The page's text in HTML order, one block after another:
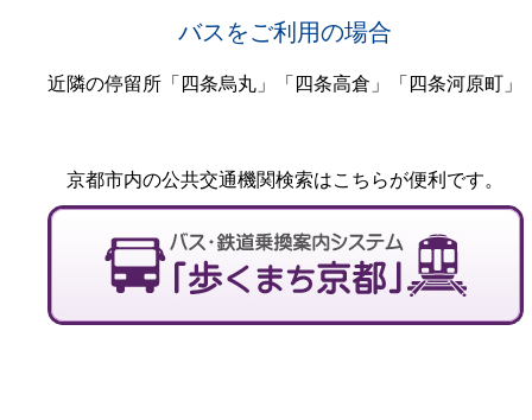
バスをご利用の場合
近隣の停留所「四条烏丸」「四条高倉」「四条河原町」
京都市内の公共交通機関検索はこちらが便利です。